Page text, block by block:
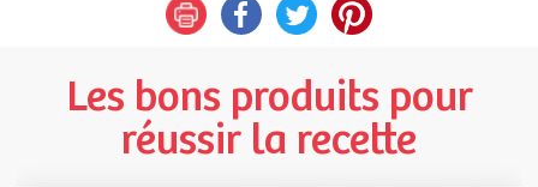
Les bons produits pour
réussir la recette